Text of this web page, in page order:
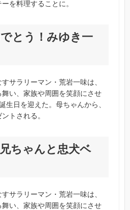
を料理することに。
とう！みゆき一
サラリーマン・荒岩一味は、
い、家族や周囲を笑顔にさせ
生日を迎えた。母ちゃんから、
トされる。
ちゃんと忠犬ベ
サラリーマン・荒岩一味は、
い、家族や周囲を笑顔にさせ